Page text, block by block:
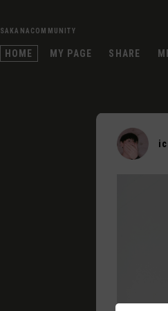
SAKANACOMMUNITY
HOME MY PAGE SHARE